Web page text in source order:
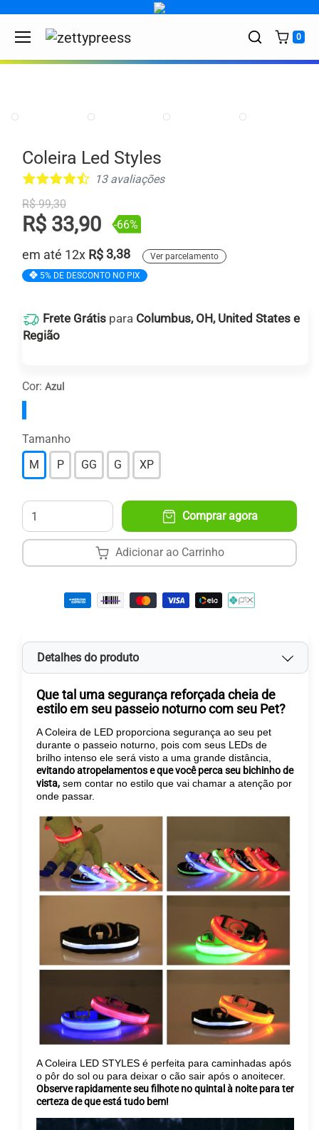
0
Coleira Led Styles
13 avaliações
Preço antigo
R$ 99,30
R$ 33,90 -66%
em até 12x R$ 3,38
Ver parcelamento
5% DE DESCONTO NO PIX
Frete Grátis para Columbus, OH, United States e
Região
Cor: Azul
Tamanho
M
P GG G XP
Quantidade
Comprar agora
Adicionar ao Carrinho
Detalhes do produto
Que tal uma segurança reforçada cheia de
estilo em seu passeio noturno com seu Pet?
A Coleira de LED proporciona segurança ao seu pet
durante o passeio noturno, pois com seus LEDs de
brilho intenso ele será visto a uma grande distância,
evitando atropelamentos e que você perca seu bichinho de
vista, sem contar no estilo que vai chamar a atenção por
onde passar.
A Coleira LED STYLES é perfeita para caminhadas após
o pôr do sol ou para deixar o cão sair após o anoitecer.
Observe rapidamente seu filhote no quintal à noite para ter
certeza de que está tudo bem!